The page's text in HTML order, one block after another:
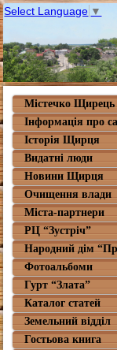
Select Language ▼
Містечко Щирець
Інформація про
Історія Щирця
Видатні люди
Новини Щирця
Очищення влади
Міста-партнери
РЦ “Зустріч”
Народний дім
Фотоальбоми
Гурт “Злата”
Каталог статей
Земельний відділ
Гостьова книга